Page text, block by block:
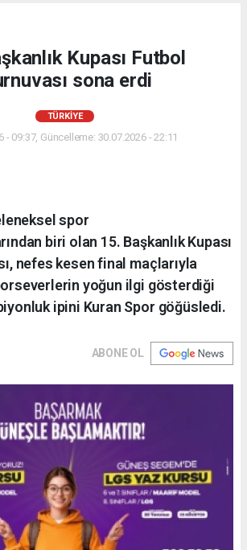
Kupası Futbol
sona erdi
TÜRKIYE
- 09:37, Güncelleme: 30.07.2026 - 22:11
spor
biri olan 15. Başkanlık Kupası
nefes kesen final maçlarıyla
yoğun ilgi gösterdiği
ipini Kuran Spor göğüsledi.
ABONE OL